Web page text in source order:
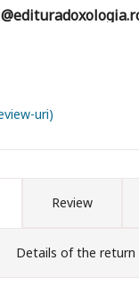
uri)
Review
Details of the return